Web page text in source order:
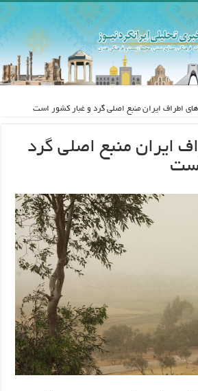
اطراف ایران منبع اصلی گرد و غبار کشور است
ایران منبع اصلی گرد